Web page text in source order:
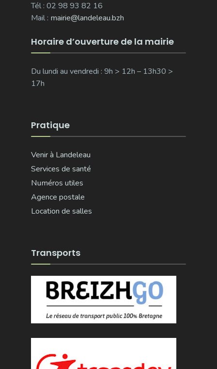
Tél : 02 98 93 82 16
Mail : mairie@landeleau.bzh
Horaire d’ouverture de la mairie
Du lundi au vendredi : 9h > 12h – 13h30 >
17h
Pratique
Venir à Landeleau
Services de santé
Numéros utiles
Agence postale
Location de salles
Transports